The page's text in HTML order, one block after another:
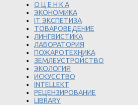
О Ц Е Н К А
ЭКОНОМИКА
IT ЭКСПЕТИЗА
ТОВАРОВЕДЕНИЕ
ЛИНГВИСТИКА
ЛАБОРАТОРИЯ
ПОЖАРОТЕХНИКА
ЗЕМЛЕУСТРОЙСТВО
ЭКОЛОГИЯ
ИСКУССТВО
INTELLEKT
РЕЦЕНЗИРОВАНИЕ
LIBRARY